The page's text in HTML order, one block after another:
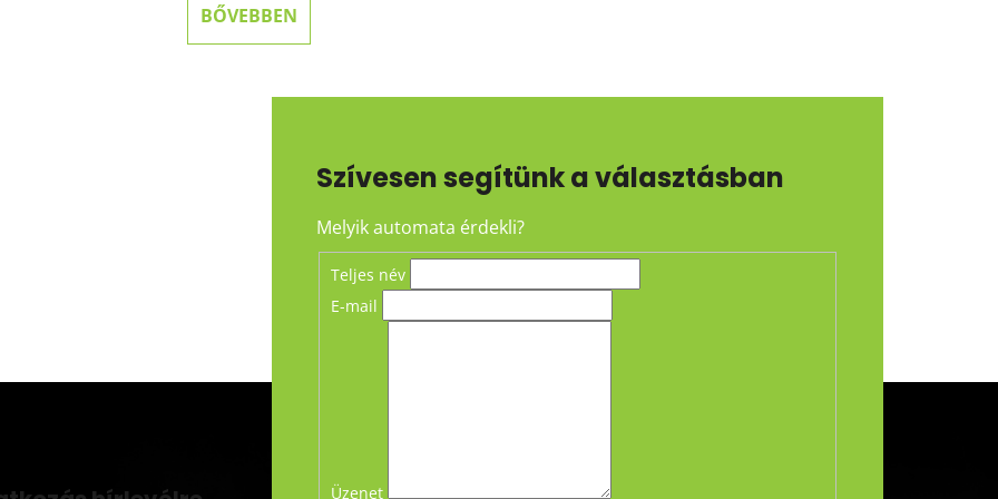
BŐVEBBEN
Szívesen segítünk a választásban
Melyik automata érdekli?
Teljes név
E-mail
Üzenet